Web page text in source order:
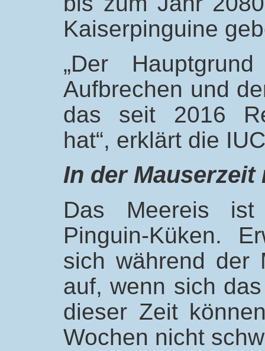
Kaiserpinguine
„Der
Aufbrechen und
das seit 2016
hat“, erklärt die
In der
Das Meereis
Pinguin-Küken.
sich während der
auf, wenn sich
dieser Zeit
Wochen nicht